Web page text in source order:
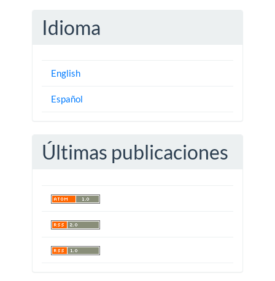
Idioma
English
Español
Últimas publicaciones